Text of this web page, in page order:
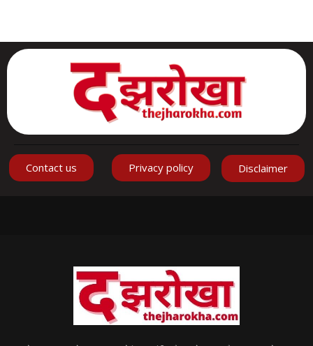
Contact us Privacy policy Disclaimer